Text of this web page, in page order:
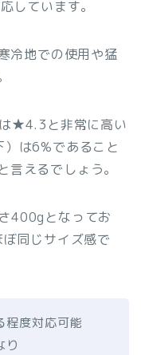
しています。
地での使用や猛
★4.3と非常に高い
は6%であること
えるでしょう。
400gとなってお
同じサイズ感で
程度対応可能
り